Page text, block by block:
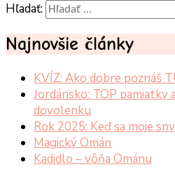
Hľadať:
Najnovšie články
KVÍZ: Ako dobre poznáš
Jordánsko: TOP pamiatky
dovolenku
Rok 2025: Keď sa moje
Magický Omán
Kadidlo – vôňa Ománu